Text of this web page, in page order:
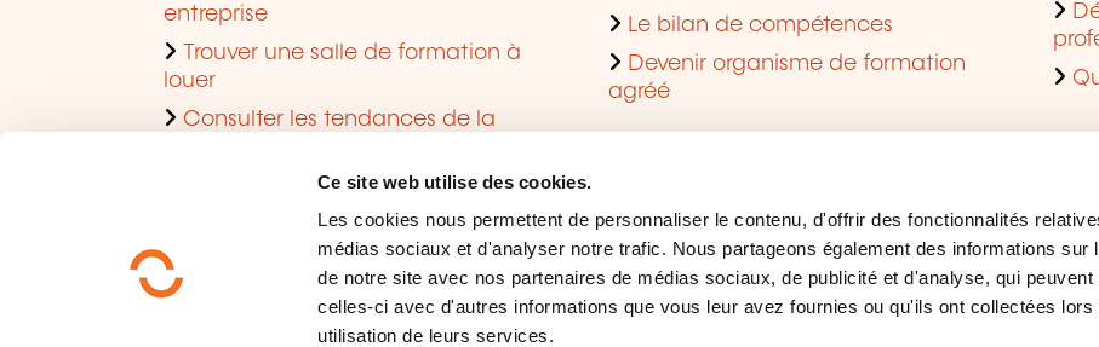
Ce site web utilise des cookies.
Les cookies nous permettent de personnaliser le contenu, d'offrir des fonctionnalités
médias sociaux et d'analyser notre trafic. Nous partageons également des informations sur
de notre site avec nos partenaires de médias sociaux, de publicité et d'analyse, qui peuvent
celles-ci avec d'autres informations que vous leur avez fournies ou qu'ils ont collectées lors
utilisation de leurs services.
entreprise
Trouver une salle de formation à
louer
Consulter les tendances de la
Le bilan de compétences
Devenir organisme de formation
agréé